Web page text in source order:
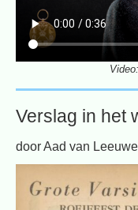
Video:
Verslag in het
door Aad van